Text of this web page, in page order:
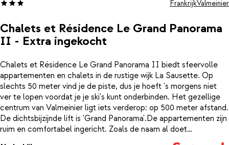
Chalets et Résidence Le Grand Panorama
II - Extra ingekocht
FrankrijkValmeinier
Chalets et Résidence Le Grand Panorama II biedt sfeervolle
appartementen en chalets in de rustige wijk La Sausette. Op
slechts 50 meter vind je de piste, dus je hoeft 's morgens niet
ver te lopen voordat je je ski's kunt onderbinden. Het gezellige
centrum van Valmeinier ligt iets verderop: op 500 meter afstand.
De dichtsbijzijnde lift is 'Grand Panorama'.De appartementen zijn
ruim en comfortabel ingericht. Zoals de naam al doet
vermoeden heb je vanuit je appartement een grandpanoramisch